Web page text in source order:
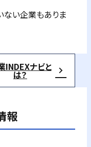
ない企業もありま
INDEXナビと
は？
報